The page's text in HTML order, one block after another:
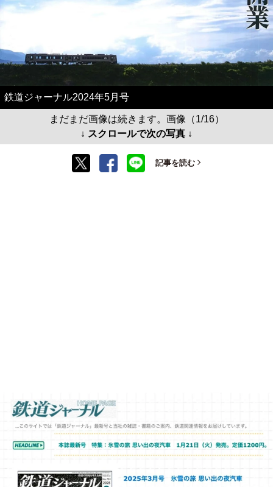
鉄道ジャーナル2024年5月号
まだまだ画像は続きます。画像（1/16）
↓ スクロールで次の写真 ↓
記事を読む